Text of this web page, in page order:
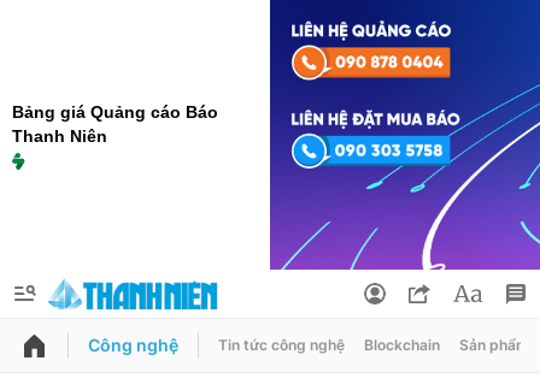
Bảng giá Quảng cáo Báo
Thanh Niên
QUẢNG CÁO ĐẶT BÁO
Công nghệ Tin tức công nghệ Blockchain Sản phẩm